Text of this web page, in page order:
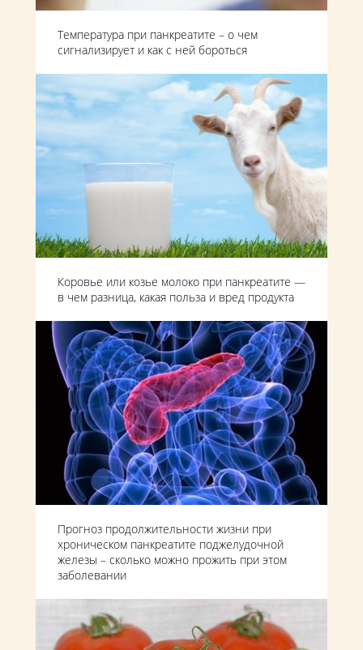
Температура при панкреатите – о чем
сигнализирует и как с ней бороться
Коровье или козье молоко при панкреатите —
в чем разница, какая польза и вред продукта
Прогноз продолжительности жизни при
хроническом панкреатите поджелудочной
железы – сколько можно прожить при этом
заболевании